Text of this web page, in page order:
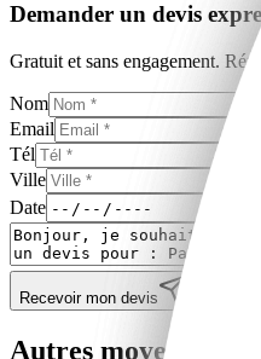
Demander un devis
Gratuit et sans engagement.
Nom
Email
Tél
Ville
Date
Recevoir mon devis
Autres moyens